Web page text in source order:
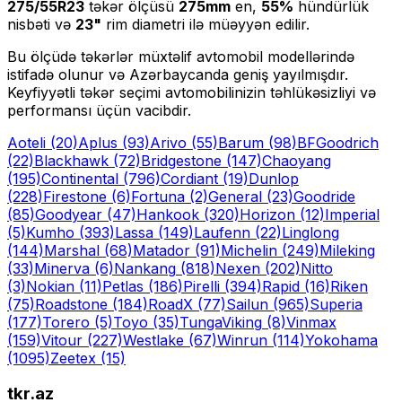
275/55R23 təkər ölçüsü 275mm en, 55% hündürlük
nisbəti və 23" rim diametri ilə müəyyən edilir.
Bu ölçüdə təkərlər müxtəlif avtomobil modellərində
istifadə olunur və Azərbaycanda geniş yayılmışdır.
Keyfiyyətli təkər seçimi avtomobilinizin təhlükəsizliyi və
performansı üçün vacibdir.
Aoteli (20)Aplus (93)Arivo (55)Barum (98)BFGoodrich
(22)Blackhawk (72)Bridgestone (147)Chaoyang
(195)Continental (796)Cordiant (19)Dunlop
(228)Firestone (6)Fortuna (2)General (23)Goodride
(85)Goodyear (47)Hankook (320)Horizon (12)Imperial
(5)Kumho (393)Lassa (149)Laufenn (22)Linglong
(144)Marshal (68)Matador (91)Michelin (249)Mileking
(33)Minerva (6)Nankang (818)Nexen (202)Nitto
(3)Nokian (11)Petlas (186)Pirelli (394)Rapid (16)Riken
(75)Roadstone (184)RoadX (77)Sailun (965)Superia
(177)Torero (5)Toyo (35)TungaViking (8)Vinmax
(159)Vitour (227)Westlake (67)Winrun (114)Yokohama
(1095)Zeetex (15)
tkr.az